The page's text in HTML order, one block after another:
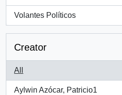
Volantes Políticos
, 1 results
Creator
All
Aylwin Azócar, Patricio1